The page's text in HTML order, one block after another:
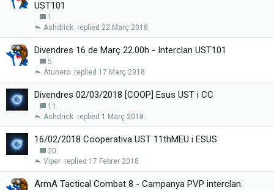
UST101
1
22 Març 2018
Ashdrick
Divendres 16 de Març 22.00h - Interclan UST101
5
17 Març 2018
Atunero
Divendres 02/03/2018 [COOP] Esus UST i CC
11
1 Març 2018
Ashdrick
16/02/2018 Cooperativa UST 11thMEU i ESUS
20
17 Febrer 2018
Viper
ArmA Tactical Combat 8 - Campanya PVP interclan.